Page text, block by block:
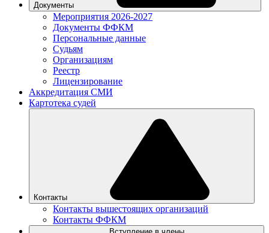
Документы
Мероприятия 2026-2027
Документы ФФКМ
Персональные данные
Судьям
Организациям
Реестр
Лицензирование
Аккредитация СМИ
Картотека судей
Контакты
Контакты вышестоящих организаций
Контакты ФФКМ